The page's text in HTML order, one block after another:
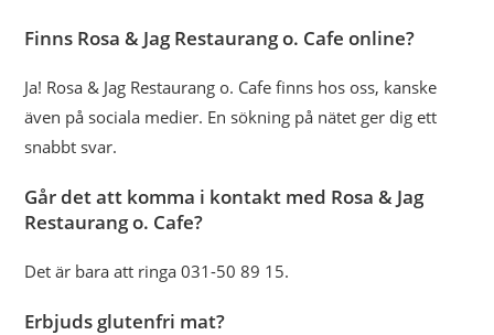
Finns Rosa & Jag Restaurang o. Cafe online?
Ja! Rosa & Jag Restaurang o. Cafe finns hos oss, kanske
även på sociala medier. En sökning på nätet ger dig ett
snabbt svar.
Går det att komma i kontakt med Rosa & Jag
Restaurang o. Cafe?
Det är bara att ringa 031-50 89 15.
Erbjuds glutenfri mat?